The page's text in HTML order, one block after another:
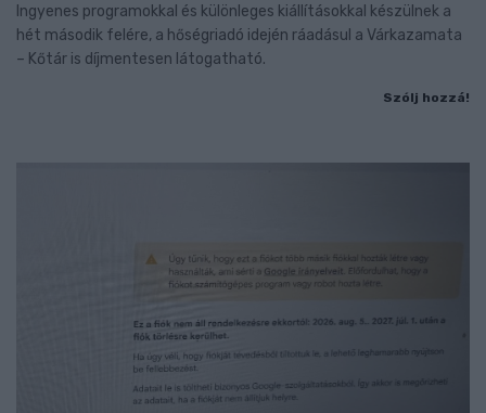
Ingyenes programokkal és különleges kiállításokkal készülnek a
hét második felére, a hőségriadó idején ráadásul a Várkazamata
– Kőtár is díjmentesen látogatható.
Szólj hozzá!